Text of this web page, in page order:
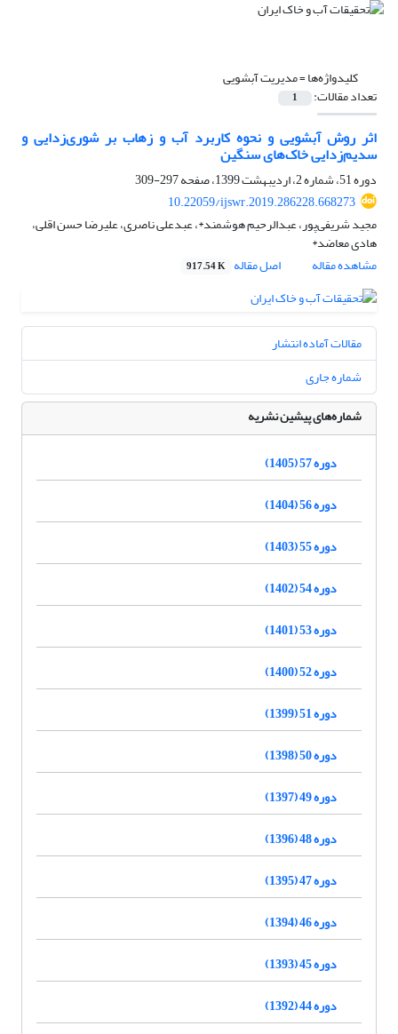
کلیدواژه‌ها =مدیریت آبشویی
تعداد مقالات: 1
اثر روش آبشویی و نحوه کاربرد آب و زهاب بر شوری‌زدایی و
سدیم‌زدایی خاک‌های سنگین
دوره 51، شماره 2، اردیبهشت 1399، صفحه
297-309
10.22059/ijswr.2019.286228.668273
مجید شریفی‌پور، عبدالرحیم هوشمند*، عبدعلی ناصری، علیرضا حسن اقلی،
هادی معاضد*
مشاهده مقاله
اصل مقاله 917.54 K
مقالات آماده انتشار
شماره جاری
شماره‌های پیشین نشریه
دوره 57 (1405)
دوره 56 (1404)
دوره 55 (1403)
دوره 54 (1402)
دوره 53 (1401)
دوره 52 (1400)
دوره 51 (1399)
دوره 50 (1398)
دوره 49 (1397)
دوره 48 (1396)
دوره 47 (1395)
دوره 46 (1394)
دوره 45 (1393)
دوره 44 (1392)